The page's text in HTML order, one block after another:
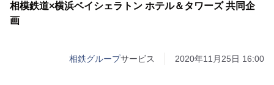
相模鉄道×横浜ベイシェラトン ホテル＆タワーズ 共同企
画
相鉄グループサービス 2020年11月25日 16:00